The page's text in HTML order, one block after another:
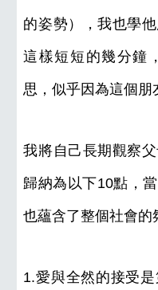
的姿勢），我也學
這樣短短的幾分鐘
思，似乎因為這個朋
我將自己長期觀察
歸納為以下10點，
也蘊含了整個社會的
1.愛與全然的接受是